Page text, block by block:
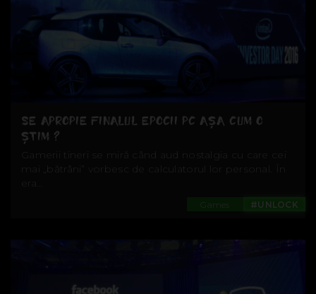
SE APROPIE FINALUL EPOCII PC AȘA CUM O
ȘTIM ?
Gamerii tineri se miră când aud nostalgia cu care cei
mai „bătrâni” vorbesc de calculatorul lor personal. În
#UNLOCK
Games